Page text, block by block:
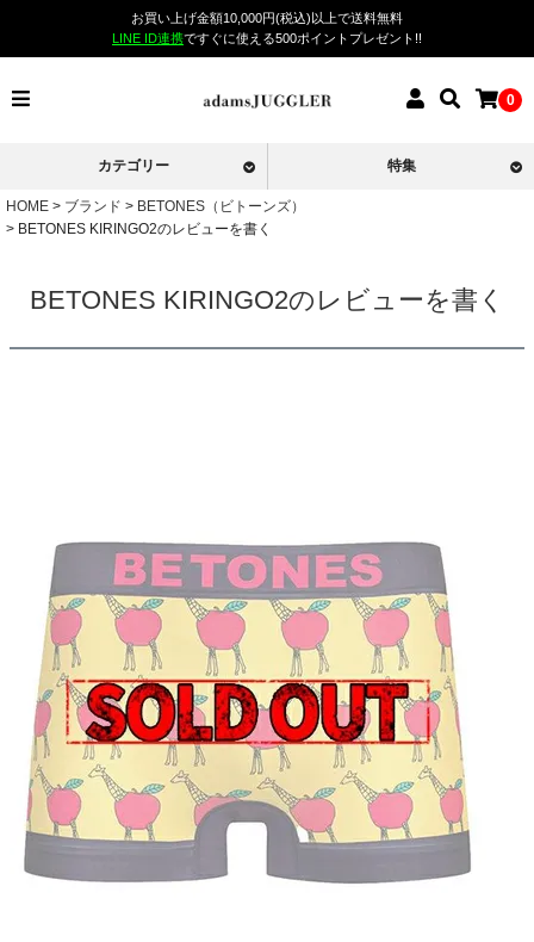
お買い上げ金額10,000円(税込)以上で送料無料
LINE ID連携ですぐに使える500ポイントプレゼント!!
0
カテゴリー 特集
HOME ブランド
BETONES（ビトーンズ）
BETONES KIRINGO2のレビューを書く
BETONES KIRINGO2のレビューを書く